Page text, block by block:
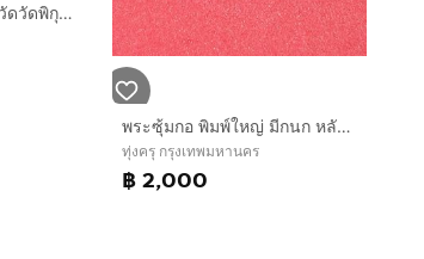
พระซุ้มกอ พิมพ์เล็ก กรุวัดวัดพิกุล กำแพงเพชร เนื้อดิน มีแร่ดอกมะขาม สีแดงเข้ม ผิวมันเงา แห้ง หลังสวย ตำหนิครบ กนกติดแขนด้านซ้าย ตามสูตร จับอ
พระซุ้มกอ พิมพ์ใหญ่ มีกนก หลังสวย ไม่รู้กรุ กำแพงเพชร อายุประมาณ 700-800 ปี เนื้อดินเผา ละเอียดมาก เนื้อสีดำมัน อมน้ำตาล มีว่านดอกมะขามลอย จ
ทุ่งครุ กรุงเทพมหานคร
฿ 2,000